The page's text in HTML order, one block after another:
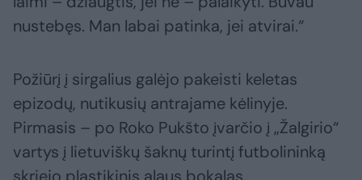
nustebęs. Man labai patinka, jei atvirai.“
Požiūrį į sirgalius galėjo pakeisti keletas
epizodų, nutikusių antrajame kėlinyje.
Pirmasis – po Roko Pukšto įvarčio į „Žalgirio“
vartys į lietuviškų šaknų turintį futbolininką
skriejo plastikinis alaus bokalas.